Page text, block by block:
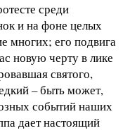
среди
и на фоне целых
многих; его подвига
новую черту в лике
святого,
– быть может,
событий наших
дает настоящий